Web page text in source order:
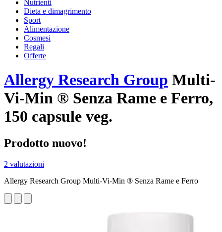
Nutrienti
Dieta e dimagrimento
Sport
Alimentazione
Cosmesi
Regali
Offerte
Allergy Research Group Multi-
Vi-Min ® Senza Rame e Ferro,
150 capsule veg.
Prodotto nuovo!
2 valutazioni
Allergy Research Group Multi-Vi-Min ® Senza Rame e Ferro